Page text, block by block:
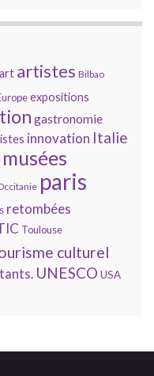
art artistes Bilbao
expositions
gastronomie
innovation Italie
musées
paris
retombées
Toulouse
culturel
UNESCO USA